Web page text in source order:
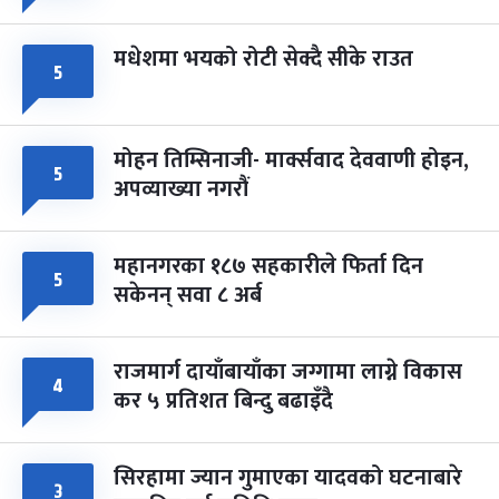
५ मधेशमा भयको रोटी सेक्दै सीके राउत
५ मोहन तिम्सिनाजी- मार्क्सवाद देववाणी होइन,
अपव्याख्या नगरौं
५ महानगरका १८७ सहकारीले फिर्ता दिन
सकेनन् सवा ८ अर्ब
४ राजमार्ग दायाँबायाँका जग्गामा लाग्ने विकास
कर ५ प्रतिशत बिन्दु बढाइँदै
३ सिरहामा ज्यान गुमाएका यादवको घटनाबारे